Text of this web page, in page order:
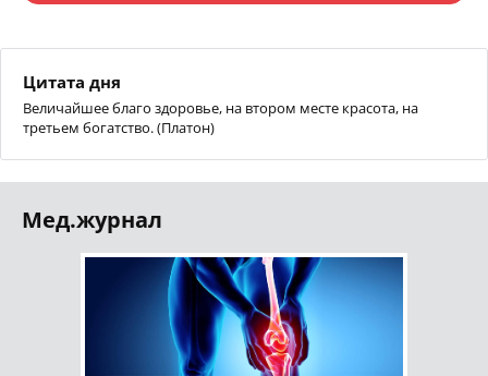
Цитата дня
Величайшее благо здоровье, на втором месте красота, на
третьем богатство. (Платон)
Мед.журнал